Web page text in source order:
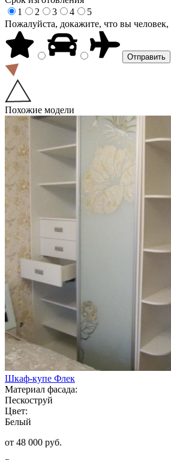
1
2 3 4
5
Пожалуйста, докажите, что вы человек,
Похожие модели
Шкаф-купе Флек
Материал фасада:
Пескоструй
Цвет:
Белый
от 48 000 руб.